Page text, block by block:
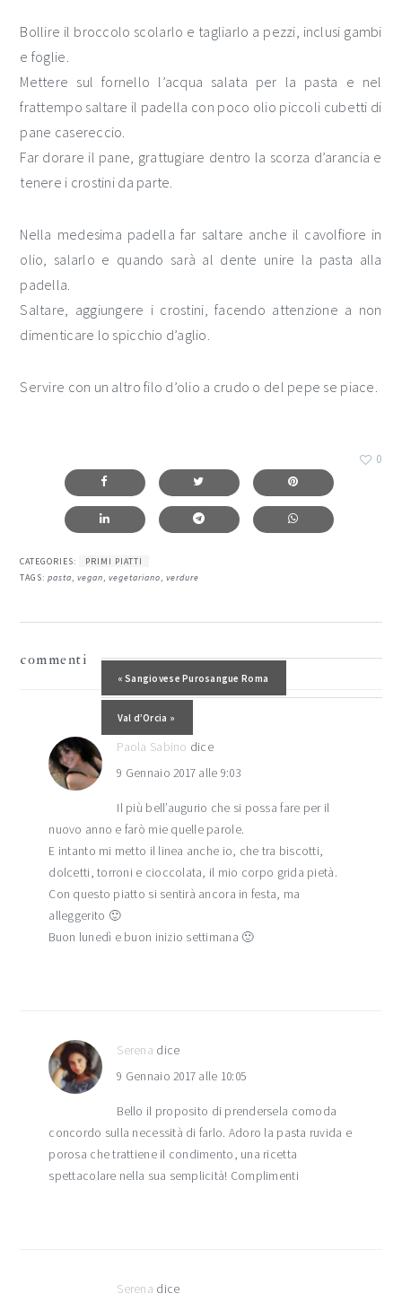
Bollire il broccolo scolarlo e tagliarlo a pezzi, inclusi gambi
e foglie.
Mettere sul fornello l’acqua salata per la pasta e nel
frattempo saltare il padella con poco olio piccoli cubetti di
pane casereccio.
Far dorare il pane, grattugiare dentro la scorza d’arancia e
tenere i crostini da parte.
Nella medesima padella far saltare anche il cavolfiore in
olio, salarlo e quando sarà al dente unire la pasta alla
padella.
Saltare, aggiungere i crostini, facendo attenzione a non
dimenticare lo spicchio d’aglio.
Servire con un altro filo d’olio a crudo o del pepe se piace.
0
CATEGORIES:
PRIMI PIATTI
TAGS:pasta,vegan,vegetariano,verdure
Post precedente:
« Sangiovese Purosangue Roma
Post successivo:
Val d’Orcia »
del
commenti
Paola Sabino dice
9 Gennaio 2017 alle 9:03
Il più bell’augurio che si possa fare per il
nuovo anno e farò mie quelle parole.
E intanto mi metto il linea anche io, che tra biscotti,
dolcetti, torroni e cioccolata, il mio corpo grida pietà.
Con questo piatto si sentirà ancora in festa, ma
alleggerito 🙂
Buon lunedì e buon inizio settimana 🙂
Serena dice
9 Gennaio 2017 alle 10:05
Bello il proposito di prendersela comoda
concordo sulla necessità di farlo. Adoro la pasta ruvida e
porosa che trattiene il condimento, una ricetta
spettacolare nella sua semplicità! Complimenti
Serena dice